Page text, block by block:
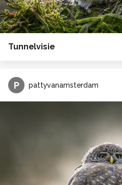
Tunnelvisie
P pattyvanamsterdam